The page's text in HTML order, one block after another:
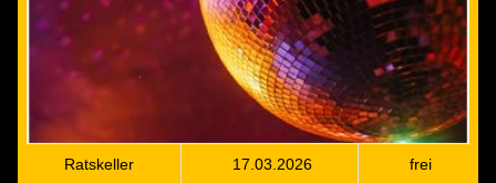
Ratskeller 17.03.2026 frei